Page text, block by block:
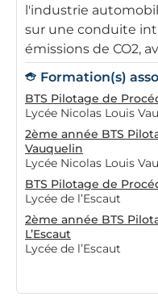
l'industrie
sur une conduite
émissions de CO2,
Formation(s)
BTS Pilotage de
Lycée Nicolas Louis
2ème année BTS
Vauquelin
Lycée Nicolas Louis
BTS Pilotage de
Lycée de l’Escaut
2ème année BTS
L’Escaut
Lycée de l’Escaut